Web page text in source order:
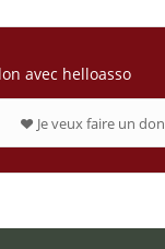
avec helloasso
Je veux faire un don